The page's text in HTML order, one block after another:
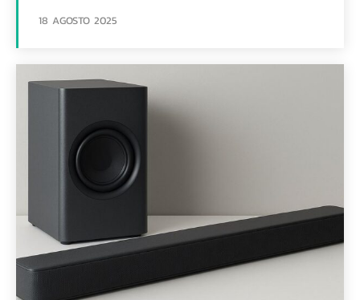
18 AGOSTO 2025